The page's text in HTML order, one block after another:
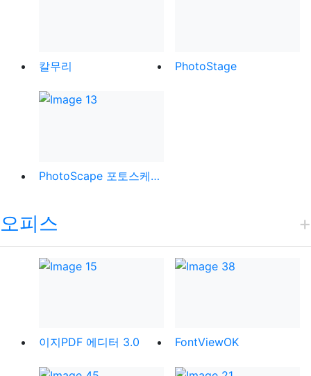
칼무리 PhotoStage
PhotoScape 포토스케이프
오피스
이지PDF 에디터 3.0 FontViewOK